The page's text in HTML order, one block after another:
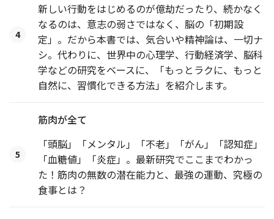
4
新しい行動をはじめるのが億劫だったり、続かなく
なるのは、意志の弱さではなく、脳の「初期設
定」。だから本書では、気合いや精神論は、一切ナ
シ。代わりに、世界中の心理学、行動経済学、脳科
学などの研究をベースに、「もっとラクに、もっと
自然に、習慣化できる方法」を紹介します。
5
筋肉が全て
「頭脳」「メンタル」「不老」「がん」「認知症」
「血糖値」「炎症」。最新研究でここまでわかっ
た！筋肉の無数の潜在能力と、最強の運動、究極の
食事とは？